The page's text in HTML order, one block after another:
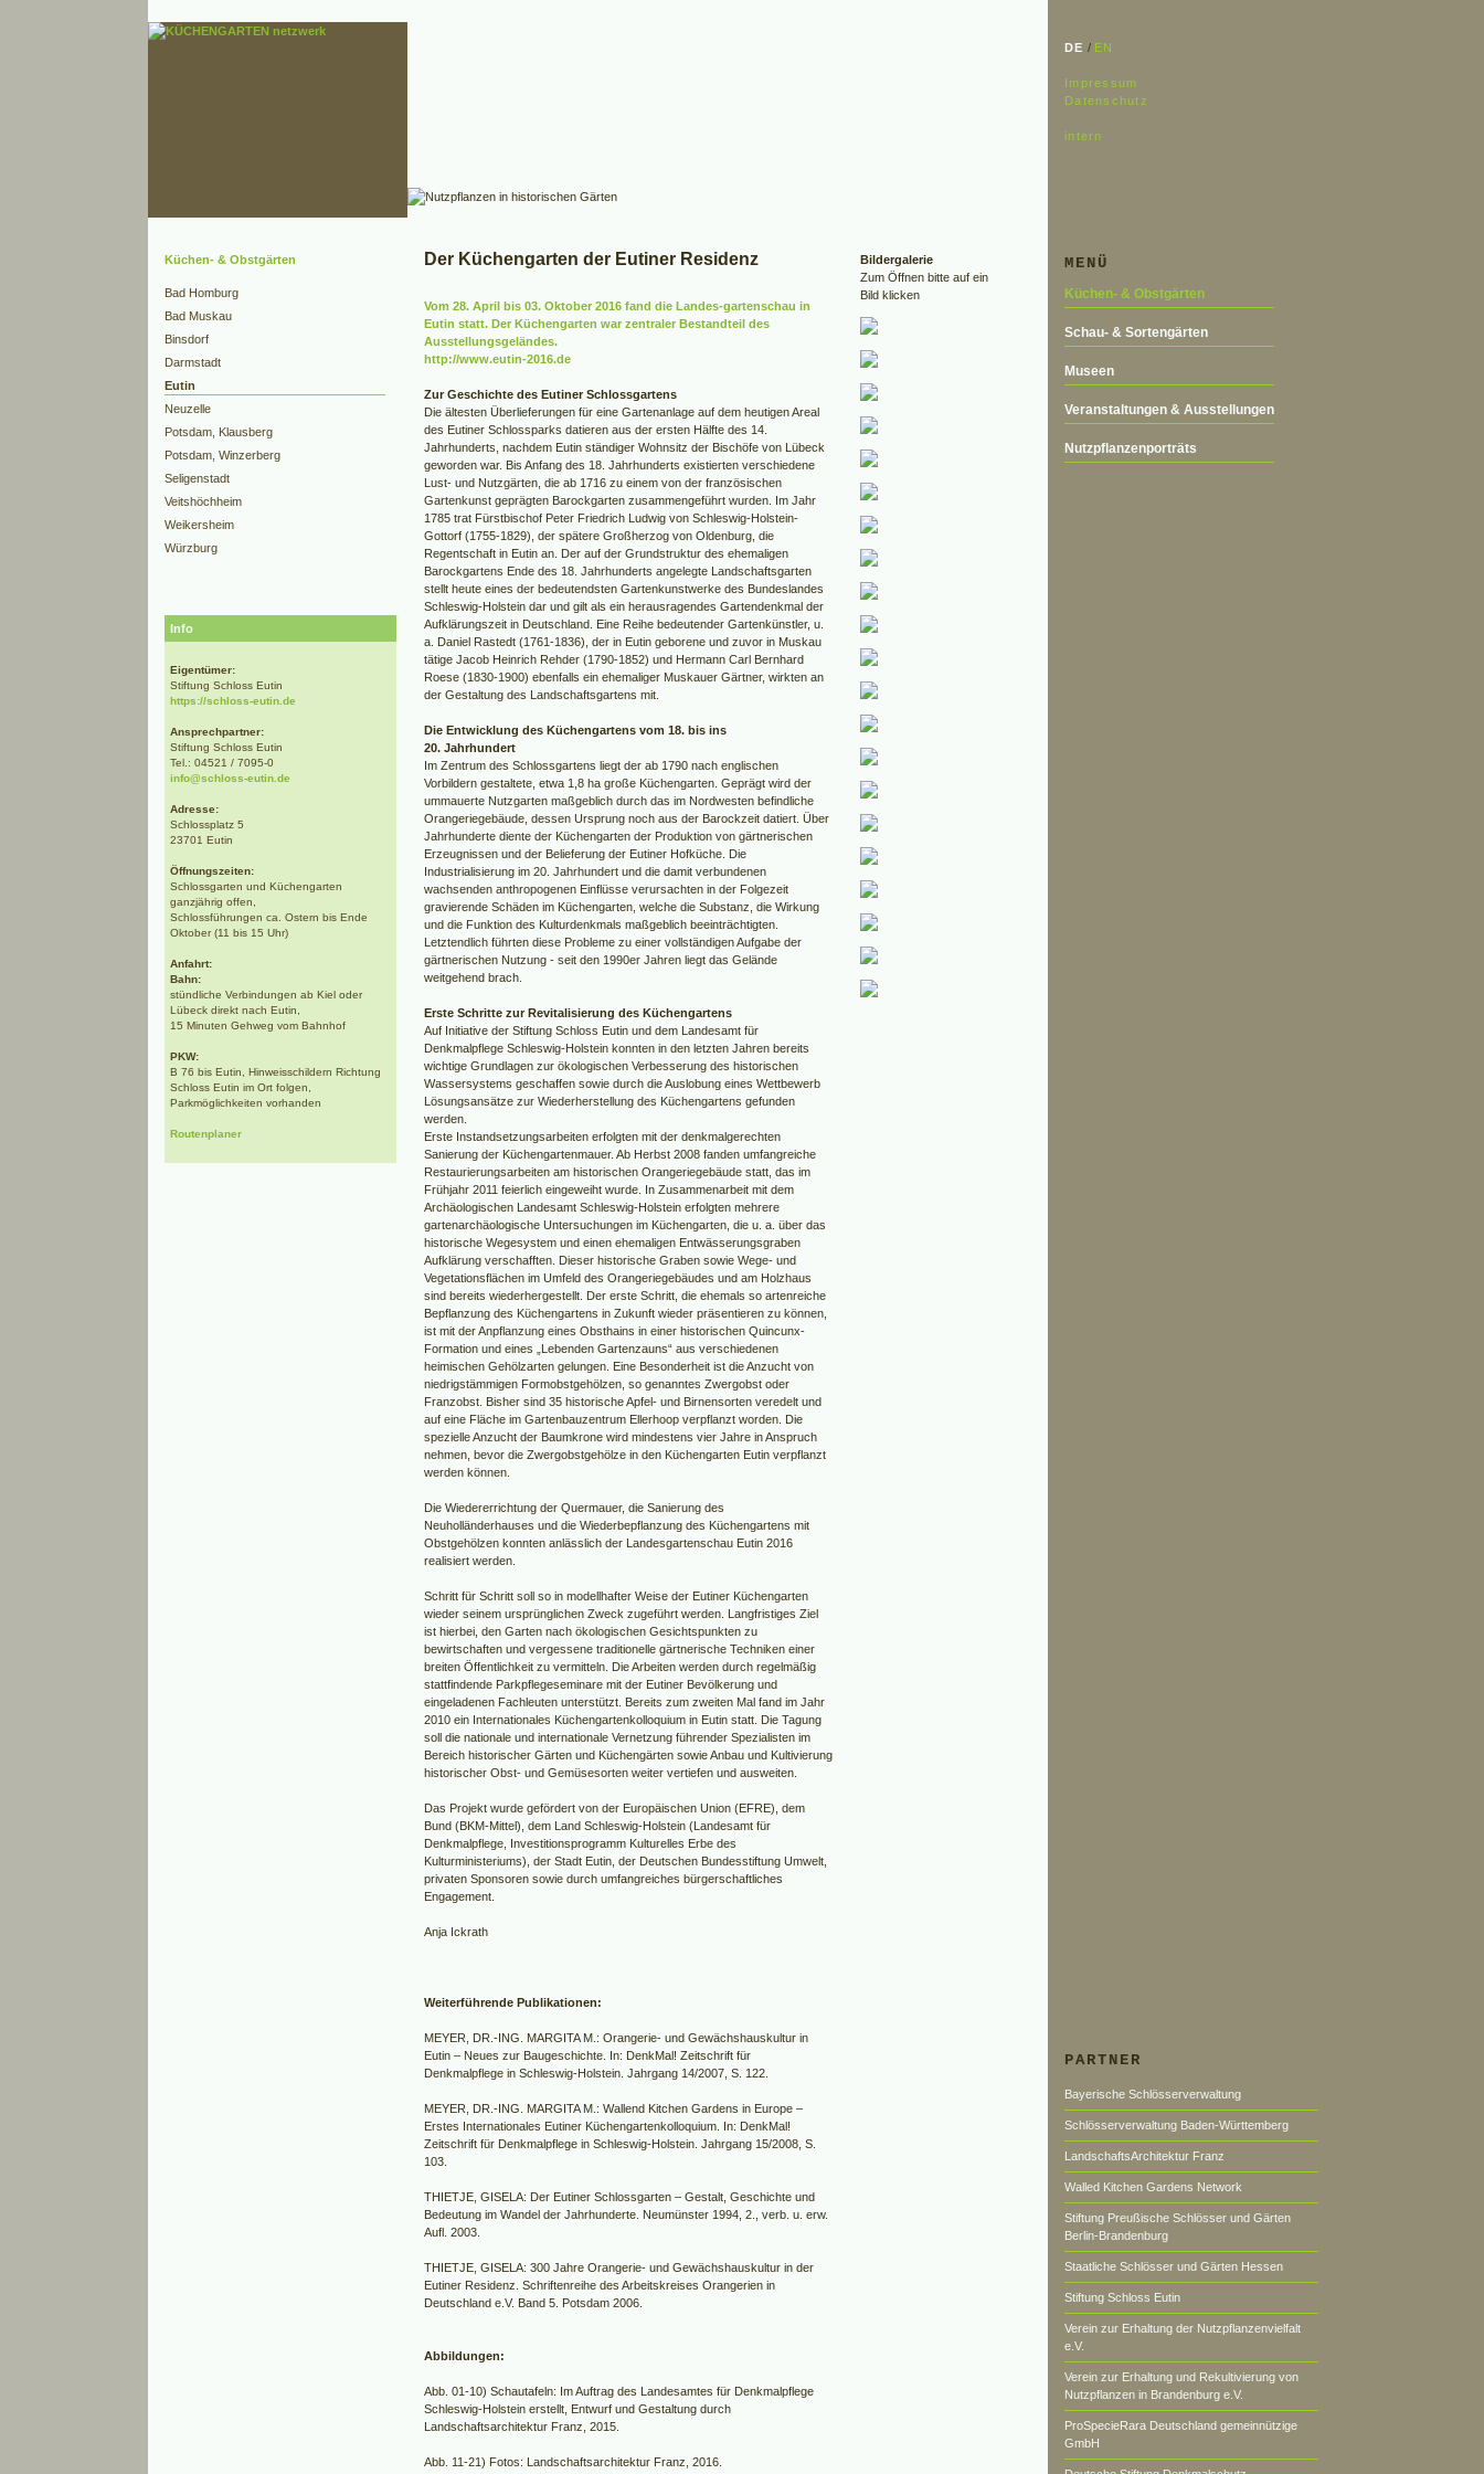
Küchen- & Obstgärten
Bad Homburg
Bad Muskau
Binsdorf
Darmstadt
Eutin
Neuzelle
Potsdam, Klausberg
Potsdam, Winzerberg
Seligenstadt
Veitshöchheim
Weikersheim
Würzburg
Info
Eigentümer:
Stiftung Schloss Eutin
https://schloss-eutin.de
Ansprechpartner:
Stiftung Schloss Eutin
Tel.: 04521 / 7095-0
info@schloss-eutin.de
Adresse:
Schlossplatz 5
23701 Eutin
Öffnungszeiten:
Schlossgarten und Küchengarten
ganzjährig offen,
Schlossführungen ca. Ostern bis Ende
Oktober (11 bis 15 Uhr)
Anfahrt:
Bahn:
stündliche Verbindungen ab Kiel oder
Lübeck direkt nach Eutin,
15 Minuten Gehweg vom Bahnhof
PKW:
B 76 bis Eutin, Hinweisschildern Richtung
Schloss Eutin im Ort folgen,
Parkmöglichkeiten vorhanden
Routenplaner
Der Küchengarten der Eutiner Residenz
Vom 28. April bis 03. Oktober 2016 fand die Landes-gartenschau in
Eutin statt. Der Küchengarten war zentraler Bestandteil des
Ausstellungsgeländes.
http://www.eutin-2016.de
Zur Geschichte des Eutiner Schlossgartens
Die ältesten Überlieferungen für eine Gartenanlage auf dem heutigen Areal
des Eutiner Schlossparks datieren aus der ersten Hälfte des 14.
Jahrhunderts, nachdem Eutin ständiger Wohnsitz der Bischöfe von Lübeck
geworden war. Bis Anfang des 18. Jahrhunderts existierten verschiedene
Lust- und Nutzgärten, die ab 1716 zu einem von der französischen
Gartenkunst geprägten Barockgarten zusammengeführt wurden. Im Jahr
1785 trat Fürstbischof Peter Friedrich Ludwig von Schleswig-Holstein-
Gottorf (1755-1829), der spätere Großherzog von Oldenburg, die
Regentschaft in Eutin an. Der auf der Grundstruktur des ehemaligen
Barockgartens Ende des 18. Jahrhunderts angelegte Landschaftsgarten
stellt heute eines der bedeutendsten Gartenkunstwerke des Bundeslandes
Schleswig-Holstein dar und gilt als ein herausragendes Gartendenkmal der
Aufklärungszeit in Deutschland. Eine Reihe bedeutender Gartenkünstler, u.
a. Daniel Rastedt (1761-1836), der in Eutin geborene und zuvor in Muskau
tätige Jacob Heinrich Rehder (1790-1852) und Hermann Carl Bernhard
Roese (1830-1900) ebenfalls ein ehemaliger Muskauer Gärtner, wirkten an
der Gestaltung des Landschaftsgartens mit.
Die Entwicklung des Küchengartens vom 18. bis ins
20. Jahrhundert
Im Zentrum des Schlossgartens liegt der ab 1790 nach englischen
Vorbildern gestaltete, etwa 1,8 ha große Küchengarten. Geprägt wird der
ummauerte Nutzgarten maßgeblich durch das im Nordwesten befindliche
Orangeriegebäude, dessen Ursprung noch aus der Barockzeit datiert. Über
Jahrhunderte diente der Küchengarten der Produktion von gärtnerischen
Erzeugnissen und der Belieferung der Eutiner Hofküche. Die
Industrialisierung im 20. Jahrhundert und die damit verbundenen
wachsenden anthropogenen Einflüsse verursachten in der Folgezeit
gravierende Schäden im Küchengarten, welche die Substanz, die Wirkung
und die Funktion des Kulturdenkmals maßgeblich beeinträchtigten.
Letztendlich führten diese Probleme zu einer vollständigen Aufgabe der
gärtnerischen Nutzung - seit den 1990er Jahren liegt das Gelände
weitgehend brach.
Erste Schritte zur Revitalisierung des Küchengartens
Auf Initiative der Stiftung Schloss Eutin und dem Landesamt für
Denkmalpflege Schleswig-Holstein konnten in den letzten Jahren bereits
wichtige Grundlagen zur ökologischen Verbesserung des historischen
Wassersystems geschaffen sowie durch die Auslobung eines Wettbewerb
Lösungsansätze zur Wiederherstellung des Küchengartens gefunden
werden.
Erste Instandsetzungsarbeiten erfolgten mit der denkmalgerechten
Sanierung der Küchengartenmauer. Ab Herbst 2008 fanden umfangreiche
Restaurierungsarbeiten am historischen Orangeriegebäude statt, das im
Frühjahr 2011 feierlich eingeweiht wurde. In Zusammenarbeit mit dem
Archäologischen Landesamt Schleswig-Holstein erfolgten mehrere
gartenarchäologische Untersuchungen im Küchengarten, die u. a. über das
historische Wegesystem und einen ehemaligen Entwässerungsgraben
Aufklärung verschafften. Dieser historische Graben sowie Wege- und
Vegetationsflächen im Umfeld des Orangeriegebäudes und am Holzhaus
sind bereits wiederhergestellt. Der erste Schritt, die ehemals so artenreiche
Bepflanzung des Küchengartens in Zukunft wieder präsentieren zu können,
ist mit der Anpflanzung eines Obsthains in einer historischen Quincunx-
Formation und eines „Lebenden Gartenzauns“ aus verschiedenen
heimischen Gehölzarten gelungen. Eine Besonderheit ist die Anzucht von
niedrigstämmigen Formobstgehölzen, so genanntes Zwergobst oder
Franzobst. Bisher sind 35 historische Apfel- und Birnensorten veredelt und
auf eine Fläche im Gartenbauzentrum Ellerhoop verpflanzt worden. Die
spezielle Anzucht der Baumkrone wird mindestens vier Jahre in Anspruch
nehmen, bevor die Zwergobstgehölze in den Küchengarten Eutin verpflanzt
werden können.
Die Wiedererrichtung der Quermauer, die Sanierung des
Neuholländerhauses und die Wiederbepflanzung des Küchengartens mit
Obstgehölzen konnten anlässlich der Landesgartenschau Eutin 2016
realisiert werden.
Schritt für Schritt soll so in modellhafter Weise der Eutiner Küchengarten
wieder seinem ursprünglichen Zweck zugeführt werden. Langfristiges Ziel
ist hierbei, den Garten nach ökologischen Gesichtspunkten zu
bewirtschaften und vergessene traditionelle gärtnerische Techniken einer
breiten Öffentlichkeit zu vermitteln. Die Arbeiten werden durch regelmäßig
stattfindende Parkpflegeseminare mit der Eutiner Bevölkerung und
eingeladenen Fachleuten unterstützt. Bereits zum zweiten Mal fand im Jahr
2010 ein Internationales Küchengartenkolloquium in Eutin statt. Die Tagung
soll die nationale und internationale Vernetzung führender Spezialisten im
Bereich historischer Gärten und Küchengärten sowie Anbau und Kultivierung
historischer Obst- und Gemüsesorten weiter vertiefen und ausweiten.
Das Projekt wurde gefördert von der Europäischen Union (EFRE), dem
Bund (BKM-Mittel), dem Land Schleswig-Holstein (Landesamt für
Denkmalpflege, Investitionsprogramm Kulturelles Erbe des
Kulturministeriums), der Stadt Eutin, der Deutschen Bundesstiftung Umwelt,
privaten Sponsoren sowie durch umfangreiches bürgerschaftliches
Engagement.
Anja Ickrath
Weiterführende Publikationen:
MEYER, DR.-ING. MARGITA M.: Orangerie- und Gewächshauskultur in
Eutin – Neues zur Baugeschichte. In: DenkMal! Zeitschrift für
Denkmalpflege in Schleswig-Holstein. Jahrgang 14/2007, S. 122.
MEYER, DR.-ING. MARGITA M.: Wallend Kitchen Gardens in Europe –
Erstes Internationales Eutiner Küchengartenkolloquium. In: DenkMal!
Zeitschrift für Denkmalpflege in Schleswig-Holstein. Jahrgang 15/2008, S.
103.
THIETJE, GISELA: Der Eutiner Schlossgarten – Gestalt, Geschichte und
Bedeutung im Wandel der Jahrhunderte. Neumünster 1994, 2., verb. u. erw.
Aufl. 2003.
THIETJE, GISELA: 300 Jahre Orangerie- und Gewächshauskultur in der
Eutiner Residenz. Schriftenreihe des Arbeitskreises Orangerien in
Deutschland e.V. Band 5. Potsdam 2006.
Abbildungen:
Abb. 01-10) Schautafeln: Im Auftrag des Landesamtes für Denkmalpflege
Schleswig-Holstein erstellt, Entwurf und Gestaltung durch
Landschaftsarchitektur Franz, 2015.
Abb. 11-21) Fotos: Landschaftsarchitektur Franz, 2016.
Bildergalerie
Zum Öffnen bitte auf ein
Bild klicken
DE / EN
Impressum
Datenschutz
intern
MENÜ
Küchen- & Obstgärten
Schau- & Sortengärten
Museen
Veranstaltungen & Ausstellungen
Nutzpflanzenporträts
PARTNER
Bayerische Schlösserverwaltung
Schlösserverwaltung Baden-Württemberg
LandschaftsArchitektur Franz
Walled Kitchen Gardens Network
Stiftung Preußische Schlösser und Gärten
Berlin-Brandenburg
Staatliche Schlösser und Gärten Hessen
Stiftung Schloss Eutin
Verein zur Erhaltung der Nutzpflanzenvielfalt
e.V.
Verein zur Erhaltung und Rekultivierung von
Nutzpflanzen in Brandenburg e.V.
ProSpecieRara Deutschland gemeinnützige
GmbH